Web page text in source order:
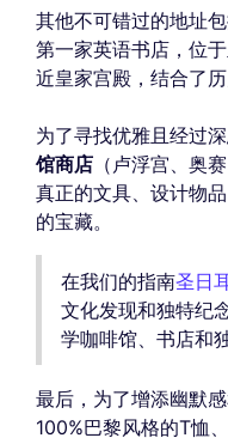
其他不可错过的地址包
第一家英语书店，位
近皇家宫殿，结合了
为了寻找优雅且经过
馆商店 （卢浮宫、奥
真正的文具、设计物
的宝藏。
在我们的指南圣日
文化发现和独特纪
学咖啡馆、书店和
最后，为了增添幽默
100%巴黎风格的T恤